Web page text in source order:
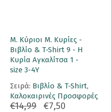
Μ. Κύριοι Μ. Κυρίες -
Βιβλίο & T-Shirt 9 - Η
Κυρία Αγκαλίτσα 1 -
size 3-4Y
Σειρά: Βιβλίο & T-Shirt,
Καλοκαιρινές Προσφορές
€14,99 €7,50